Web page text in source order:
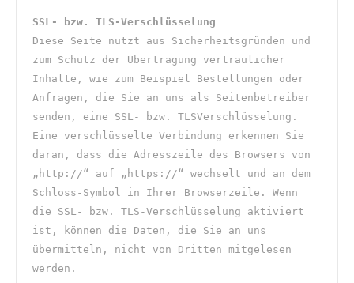
SSL- bzw. TLS-Verschlüsselung
Diese Seite nutzt aus Sicherheitsgründen und
zum Schutz der Übertragung vertraulicher
Inhalte, wie zum Beispiel Bestellungen oder
Anfragen, die Sie an uns als Seitenbetreiber
senden, eine SSL- bzw. TLSVerschlüsselung.
Eine verschlüsselte Verbindung erkennen Sie
daran, dass die Adresszeile des Browsers von
„http://“ auf „https://“ wechselt und an dem
Schloss-Symbol in Ihrer Browserzeile. Wenn
die SSL- bzw. TLS-Verschlüsselung aktiviert
ist, können die Daten, die Sie an uns
übermitteln, nicht von Dritten mitgelesen
werden.